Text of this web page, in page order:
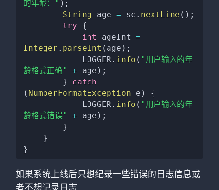
的年龄：" ) ;
String age = sc . nextLine ( ) ;
try
{
int
ageInt =
Integer . parseInt ( age ) ;
            LOGGER
. info ( "用户输入的年
龄格式正确"
+ age ) ;
}
catch
( NumberFormatException e )
{
            LOGGER
. info ( "用户输入的年
龄格式错误"
+ age ) ;
}
}
}
如果系统上线后只想纪录一些错误的日志信息或
者不想记录日志